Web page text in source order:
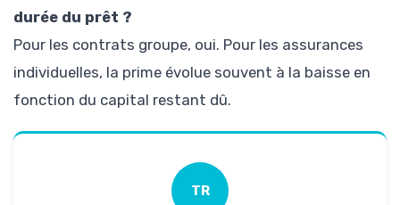
durée du prêt ?
Pour les contrats groupe, oui. Pour les assurances
individuelles, la prime évolue souvent à la baisse en
fonction du capital restant dû.
TR